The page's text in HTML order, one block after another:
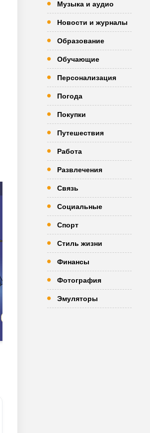
Музыка и аудио
Новости и журналы
Образование
Обучающие
Персонализация
Погода
Покупки
Путешествия
Работа
Развлечения
Связь
Социальные
Спорт
Стиль жизни
Финансы
Фотография
Эмуляторы